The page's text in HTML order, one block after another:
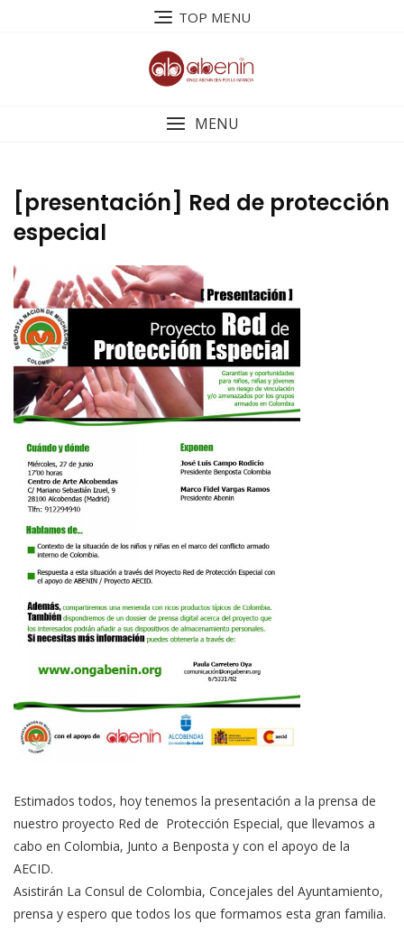
TOP MENU
MENU
[presentación] Red de protección
especial
Estimados todos, hoy tenemos la presentación a la prensa de
nuestro proyecto Red de Protección Especial, que llevamos a
cabo en Colombia, Junto a Benposta y con el apoyo de la
AECID.
Asistirán La Consul de Colombia, Concejales del Ayuntamiento,
prensa y espero que todos los que formamos esta gran familia.